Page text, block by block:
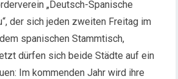
„Deutsch-Spanische
der sich jeden zweiten Freitag im
spanischen Stammtisch,
dürfen sich beide Städte auf ein
Im kommenden Jahr wird ihre